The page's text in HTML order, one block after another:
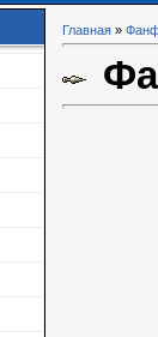
Главная »